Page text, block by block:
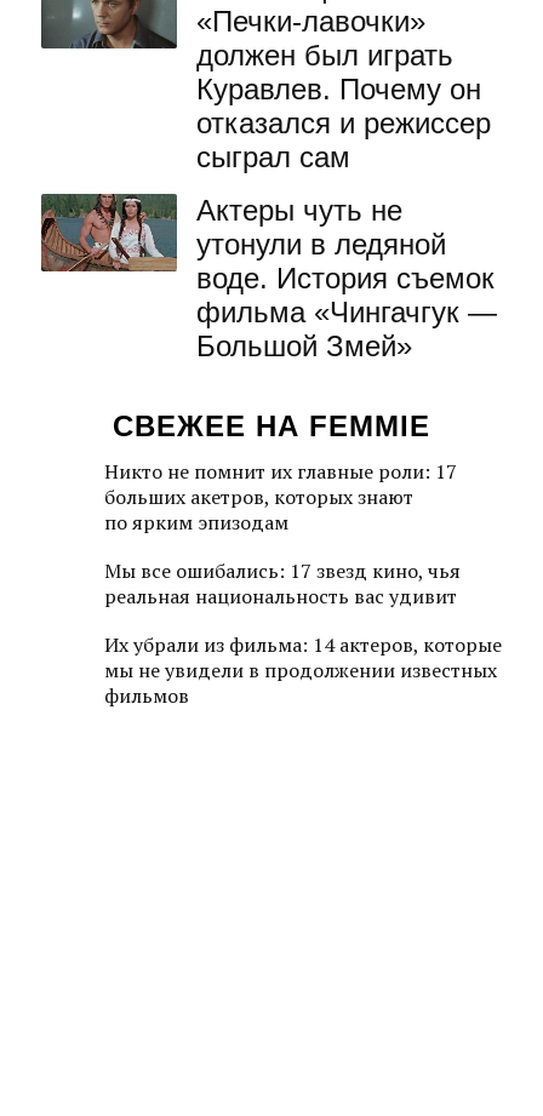
«Печки-лавочки»
должен был играть
Куравлев. Почему он
отказался и режиссер
сыграл сам
Актеры чуть не
утонули в ледяной
воде. История съемок
фильма «Чингачгук —
Большой Змей»
СВЕЖЕЕ НА FEMMIE
Никто не помнит их главные роли: 17
больших акетров, которых знают
по ярким эпизодам
Мы все ошибались: 17 звезд кино, чья
реальная национальность вас удивит
Их убрали из фильма: 14 актеров, которые
мы не увидели в продолжении известных
фильмов